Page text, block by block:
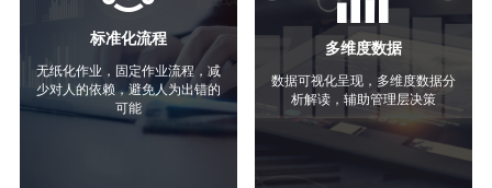
标准化流程
无纸化作业，固定作业流程，减
少对人的依赖，避免人为出错的
可能
多维度数据
数据可视化呈现，多维度数据分
析解读，辅助管理层决策